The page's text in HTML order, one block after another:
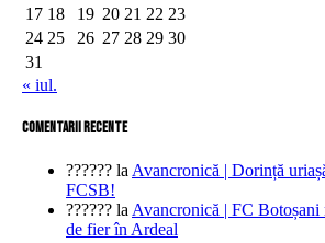
17 18 19 20 21 22 23
24 25 26 27 28 29 30
31
« iul.
comentarii recente
?????? la Avancronică | Dorință
FCSB!
?????? la Avancronică | FC Botoșani
de fier în Ardeal